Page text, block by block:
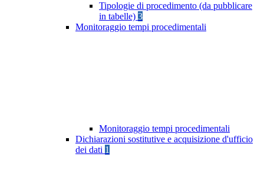
Tipologie di procedimento (da pubblicare
in tabelle) 3
Monitoraggio tempi procedimentali
Monitoraggio tempi procedimentali
Dichiarazioni sostitutive e acquisizione d'ufficio
dei dati 1